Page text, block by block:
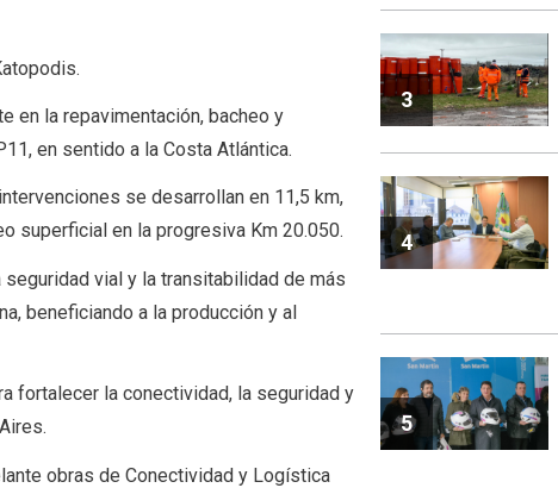
en la repavimentación, bacheo y
en sentido a la Costa Atlántica.
se desarrollan en 11,5 km,
superficial en la progresiva Km 20.050.
vial y la transitabilidad de más
beneficiando a la producción y al
fortalecer la conectividad, la seguridad y
obras de Conectividad y Logística
3
4
5